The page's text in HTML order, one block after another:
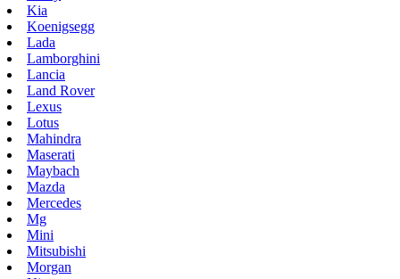
Kia
Koenigsegg
Lada
Lamborghini
Lancia
Land Rover
Lexus
Lotus
Mahindra
Maserati
Maybach
Mazda
Mercedes
Mg
Mini
Mitsubishi
Morgan